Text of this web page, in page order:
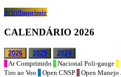
printImprimir
CALENDÁRIO 2026
2026 2025
2024
Ar Comprimido
Nacional Poli-gauge
Tiro ao Voo
Open CNSP Open Manejo